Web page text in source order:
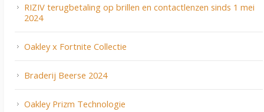
RIZIV terugbetaling op brillen en contactlenzen sinds 1 mei
2024
Oakley x Fortnite Collectie
Braderij Beerse 2024
Oakley Prizm Technologie